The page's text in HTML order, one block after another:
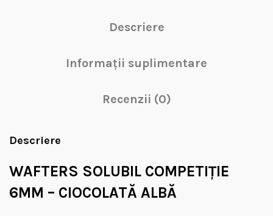
Descriere
Informații suplimentare
Recenzii (0)
Descriere
WAFTERS SOLUBIL COMPETIȚIE
6MM – CIOCOLATĂ ALBĂ